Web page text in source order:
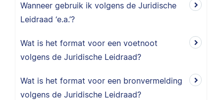
Wanneer gebruik ik volgens de Juridische
Leidraad ‘e.a.’?
Wat is het format voor een voetnoot
volgens de Juridische Leidraad?
Wat is het format voor een bronvermelding
volgens de Juridische Leidraad?